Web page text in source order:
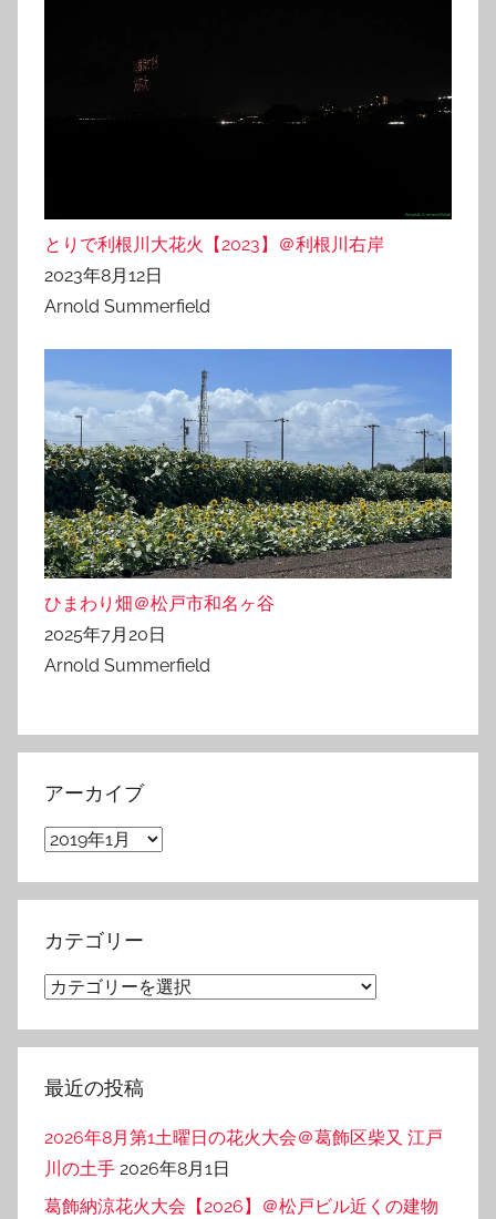
とりで利根川大花火【2023】＠利根川右岸
2023年8月12日
Arnold Summerfield
ひまわり畑＠松戸市和名ヶ谷
2025年7月20日
Arnold Summerfield
アーカイブ
ア
カ
イ
カテゴリー
カ
ゴ
リ
最近の投稿
2026年8月第1土曜日の花火大会＠葛飾区柴又 江戸
川の土手 2026年8月1日
葛飾納涼花火大会【2026】＠松戸ビル近くの建物